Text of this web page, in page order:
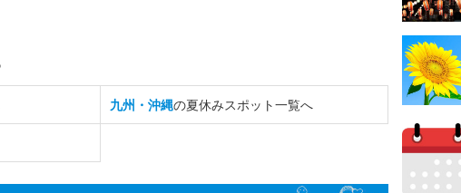
九州・沖縄の夏休みスポット一覧へ